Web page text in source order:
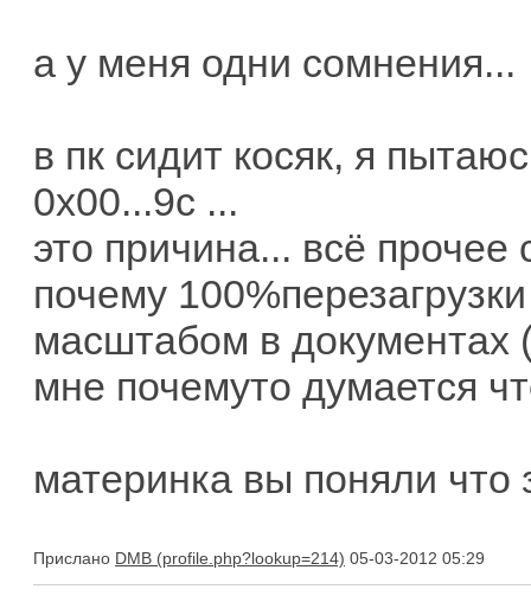
а у меня одни сомнения...
в пк сидит косяк, я
0х00...9с ...
это причина... всё прочее
почему
масштабом в документах
мне почемуто думается
материнка вы поняли что
Прислано DMB 05-03-2012 05:29